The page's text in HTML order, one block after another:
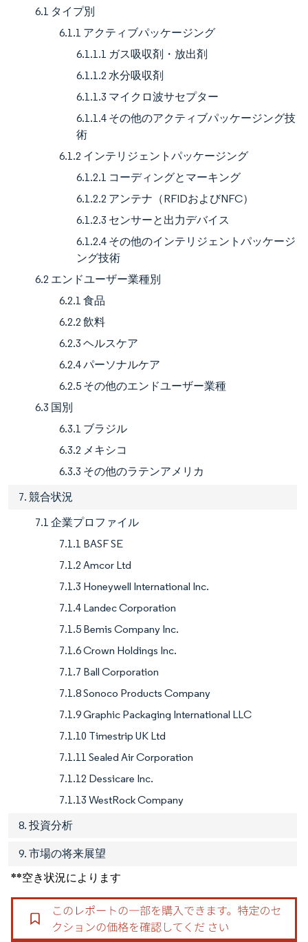
6.1 タイプ別
6.1.1 アクティブパッケージング
6.1.1.1 ガス吸収剤・放出剤
6.1.1.2 水分吸収剤
6.1.1.3 マイクロ波サセプター
6.1.1.4 その他のアクティブパッケージング技
術
6.1.2 インテリジェントパッケージング
6.1.2.1 コーディングとマーキング
6.1.2.2 アンテナ（RFIDおよびNFC）
6.1.2.3 センサーと出力デバイス
6.1.2.4 その他のインテリジェントパッケージ
ング技術
6.2 エンドユーザー業種別
6.2.1 食品
6.2.2 飲料
6.2.3 ヘルスケア
6.2.4 パーソナルケア
6.2.5 その他のエンドユーザー業種
6.3 国別
6.3.1 ブラジル
6.3.2 メキシコ
6.3.3 その他のラテンアメリカ
7. 競合状況
7.1 企業プロファイル
7.1.1 BASF SE
7.1.2 Amcor Ltd
7.1.3 Honeywell International Inc.
7.1.4 Landec Corporation
7.1.5 Bemis Company Inc.
7.1.6 Crown Holdings Inc.
7.1.7 Ball Corporation
7.1.8 Sonoco Products Company
7.1.9 Graphic Packaging International LLC
7.1.10 Timestrip UK Ltd
7.1.11 Sealed Air Corporation
7.1.12 Dessicare Inc.
7.1.13 WestRock Company
8. 投資分析
9. 市場の将来展望
**空き状況によります